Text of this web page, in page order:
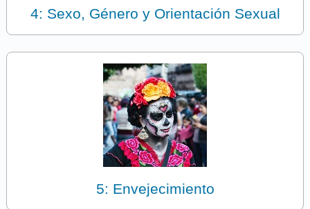
4: Sexo, Género y Orientación Sexual
5: Envejecimiento